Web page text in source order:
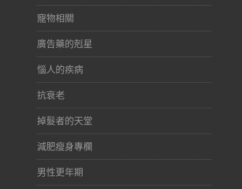
寵物相關
廣告藥的剋星
惱人的疾病
抗衰老
掉髮者的天堂
減肥瘦身專欄
男性更年期